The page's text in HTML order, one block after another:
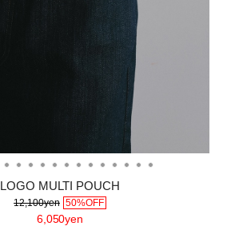
LOGO MULTI POUCH
12,100yen 50%OFF
6,050yen